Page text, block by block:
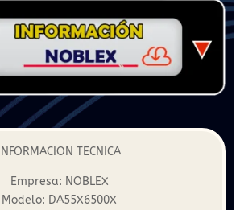
INFORMACION TECNICA
Empresa: NOBLEX
Modelo: DA55X6500X